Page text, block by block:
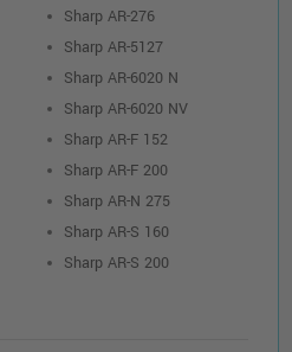
Sharp AR-276
Sharp AR-5127
Sharp AR-6020 N
Sharp AR-6020 NV
Sharp AR-F 152
Sharp AR-F 200
Sharp AR-N 275
Sharp AR-S 160
Sharp AR-S 200